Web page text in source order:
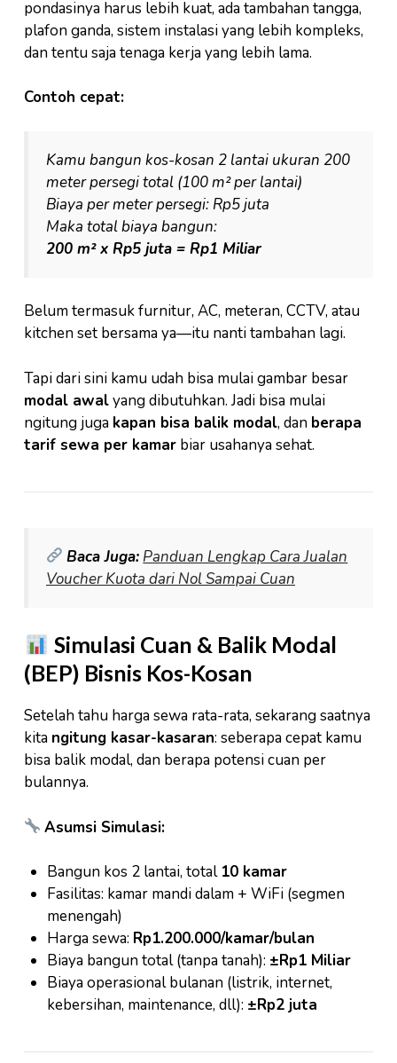
pondasinya harus lebih kuat, ada tambahan tangga,
plafon ganda, sistem instalasi yang lebih kompleks,
dan tentu saja tenaga kerja yang lebih lama.
Contoh cepat:
Kamu bangun kos-kosan 2 lantai ukuran 200
meter persegi total (100 m² per lantai)
Biaya per meter persegi: Rp5 juta
Maka total biaya bangun:
200 m² x Rp5 juta = Rp1 Miliar
Belum termasuk furnitur, AC, meteran, CCTV, atau
kitchen set bersama ya—itu nanti tambahan lagi.
Tapi dari sini kamu udah bisa mulai gambar besar
modal awalyang dibutuhkan. Jadi bisa mulai
ngitung juga kapan bisa balik modal, dan berapa
tarif sewa per kamar biar usahanya sehat.
Baca Juga: Panduan Lengkap Cara Jualan
Voucher Kuota dari Nol Sampai Cuan
Simulasi Cuan & Balik Modal
(BEP) Bisnis Kos-Kosan
Setelah tahu harga sewa rata-rata, sekarang saatnya
kita ngitung kasar-kasaran: seberapa cepat kamu
bisa balik modal, dan berapa potensi cuan per
bulannya.
Asumsi Simulasi:
Bangun kos 2 lantai, total 10 kamar
Fasilitas: kamar mandi dalam + WiFi (segmen
menengah)
Harga sewa: Rp1.200.000/kamar/bulan
Biaya bangun total (tanpa tanah): ±Rp1 Miliar
Biaya operasional bulanan (listrik, internet,
kebersihan, maintenance, dll): ±Rp2 juta